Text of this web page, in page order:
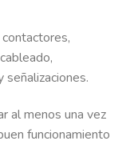
al menos una vez
funcionamiento